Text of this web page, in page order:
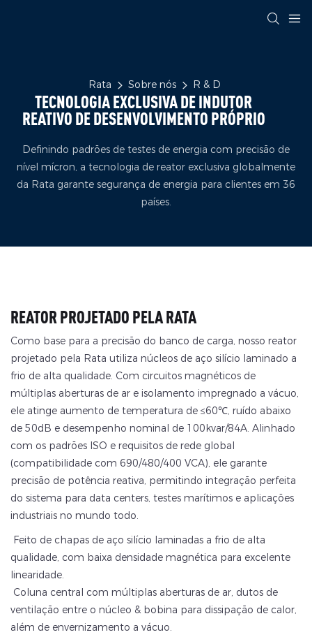
Rata Sobre nós R & D
TECNOLOGIA EXCLUSIVA DE INDUTOR
REATIVO DE DESENVOLVIMENTO PRÓPRIO
Definindo padrões de testes de energia com precisão de
nível mícron, a tecnologia de reator exclusiva globalmente
da Rata garante segurança de energia para clientes em 36
países.
REATOR PROJETADO PELA RATA
Como base para a precisão do banco de carga, nosso reator
projetado pela Rata utiliza núcleos de aço silício laminado a
frio de alta qualidade. Com circuitos magnéticos de
múltiplas aberturas de ar e isolamento impregnado a vácuo,
ele atinge aumento de temperatura de ≤60℃, ruído abaixo
de 50dB e desempenho nominal de 100kvar/84A. Alinhado
com os padrões ISO e requisitos de rede global
(compatibilidade com 690/480/400 VCA), ele garante
precisão de potência reativa, permitindo integração perfeita
do sistema para data centers, testes marítimos e aplicações
industriais no mundo todo.
Feito de chapas de aço silício laminadas a frio de alta
qualidade, com baixa densidade magnética para excelente
linearidade.
Coluna central com múltiplas aberturas de ar, dutos de
ventilação entre o núcleo & bobina para dissipação de calor,
além de envernizamento a vácuo.